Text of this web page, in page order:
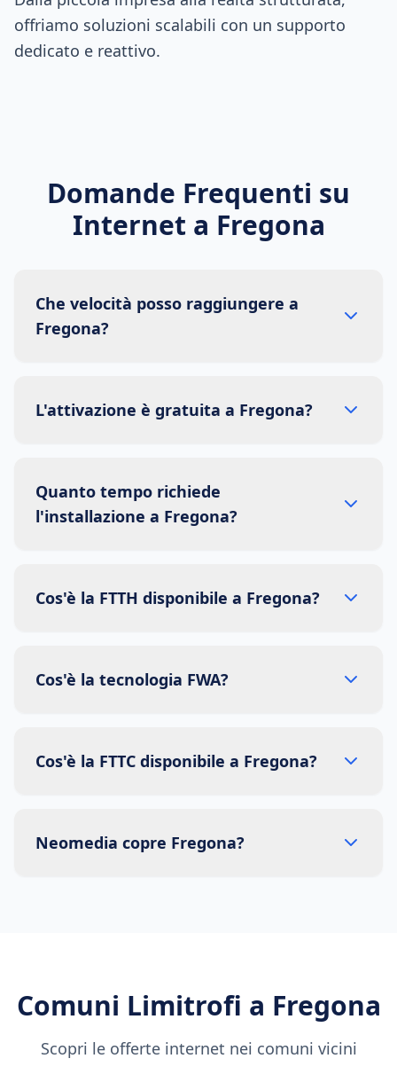
offriamo soluzioni scalabili con un supporto
dedicato e reattivo.
Domande Frequenti su
Internet a Fregona
Che velocità posso raggiungere a
Fregona?
L'attivazione è gratuita a Fregona?
Quanto tempo richiede
l'installazione a Fregona?
Cos'è la FTTH disponibile a Fregona?
Cos'è la tecnologia FWA?
Cos'è la FTTC disponibile a Fregona?
Neomedia copre Fregona?
Comuni Limitrofi a Fregona
Scopri le offerte internet nei comuni vicini